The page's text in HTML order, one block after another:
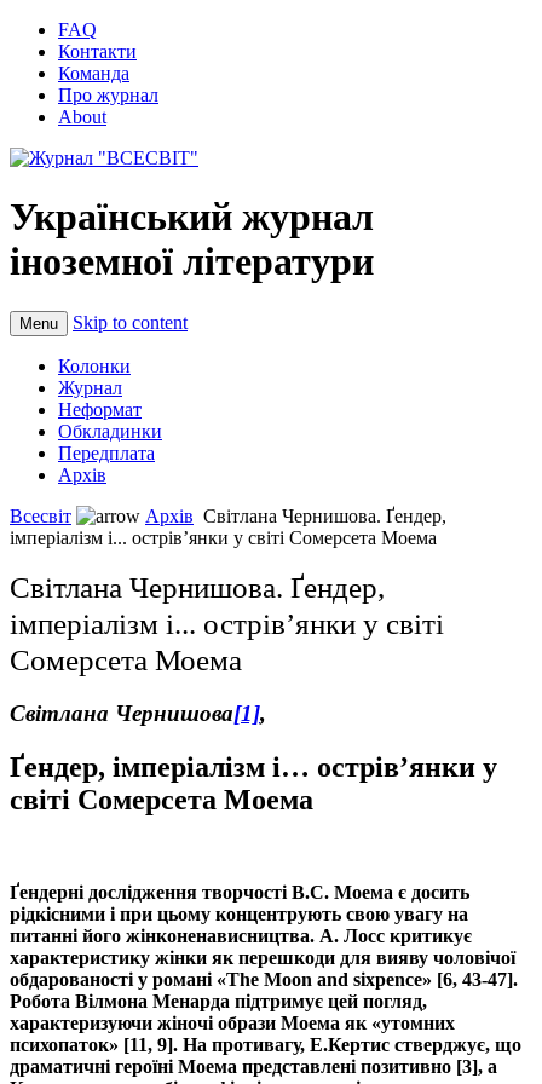
FAQ
Контакти
Команда
Про журнал
About
Український журнал
іноземної літератури
Menu Skip to content
Колонки
Журнал
Неформат
Обкладинки
Передплата
Архів
Всесвіт
Архів Світлана Чернишова. Ґендер,
імперіалізм і... острів’янки у світі Сомерсета Моема
Світлана Чернишова. Ґендер,
імперіалізм і... острів’янки у світі
Сомерсета Моема
Світлана Чернишова[1],
Ґендер, імперіалізм і… острів’янки у
світі Сомерсета Моема
Ґендерні дослідження творчості В.С. Моема є досить
рідкісними і при цьому концентрують свою увагу на
питанні його жінконенависництва. А. Лосс критикує
характеристику жінки як перешкоди для вияву чоловічої
обдарованості у романі «The Moon and sixpence» [6, 43-47].
Робота Вілмона Менарда підтримує цей погляд,
характеризуючи жіночі образи Моема як «утомних
психопаток» [11, 9]. На противагу, Е.Кертис стверджує, що
драматичні героїні Моема представлені позитивно [3], а